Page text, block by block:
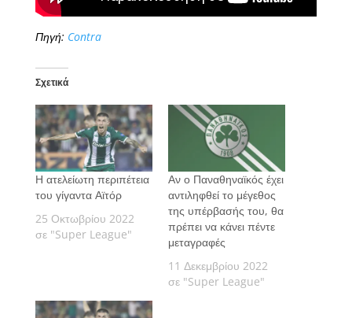
Πηγή: Contra
Σχετικά
Η ατελείωτη περιπέτεια
του γίγαντα Αϊτόρ
25 Οκτωβρίου 2022
σε "Super League"
Αν ο Παναθηναϊκός έχει
αντιληφθεί το μέγεθος
της υπέρβασής του, θα
πρέπει να κάνει πέντε
μεταγραφές
11 Δεκεμβρίου 2022
σε "Super League"